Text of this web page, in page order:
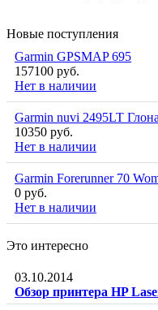
Новые поступления
Garmin GPSMAP 695
157100 руб.
Нет в наличии
Garmin nuvi 2495LT
10350 руб.
Нет в наличии
Garmin Forerunner 70
0 руб.
Нет в наличии
Это интересно
03.10.2014
Обзор принтера HP